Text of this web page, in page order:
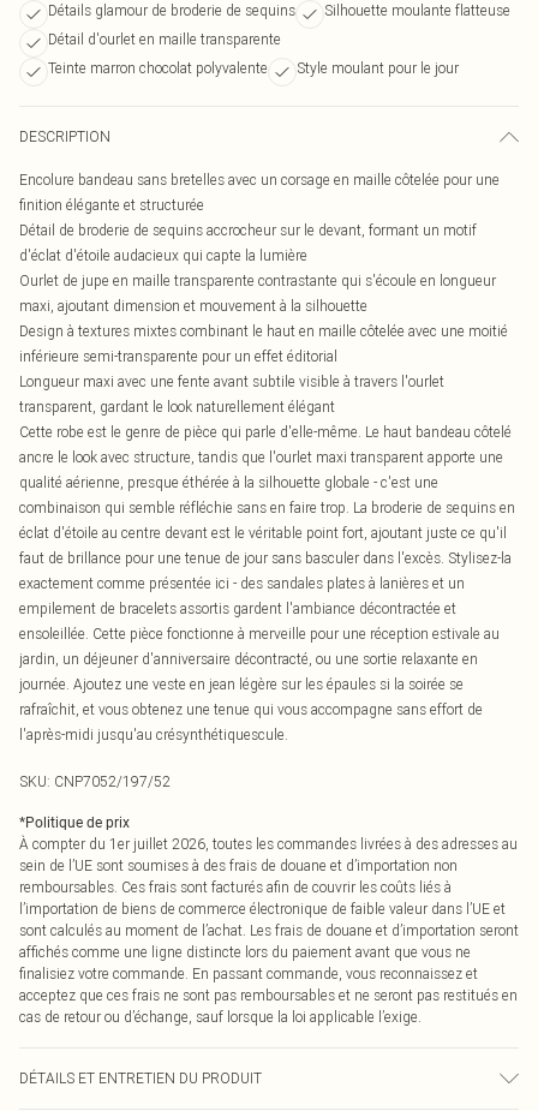
Détails glamour de broderie de sequins
Silhouette moulante flatteuse
Détail d'ourlet en maille transparente
Teinte marron chocolat polyvalente
Style moulant pour le jour
DESCRIPTION
Encolure bandeau sans bretelles avec un corsage en maille côtelée pour une
finition élégante et structurée
Détail de broderie de sequins accrocheur sur le devant, formant un motif
d'éclat d'étoile audacieux qui capte la lumière
Ourlet de jupe en maille transparente contrastante qui s'écoule en longueur
maxi, ajoutant dimension et mouvement à la silhouette
Design à textures mixtes combinant le haut en maille côtelée avec une moitié
inférieure semi-transparente pour un effet éditorial
Longueur maxi avec une fente avant subtile visible à travers l'ourlet
transparent, gardant le look naturellement élégant
Cette robe est le genre de pièce qui parle d'elle-même. Le haut bandeau côtelé
ancre le look avec structure, tandis que l'ourlet maxi transparent apporte une
qualité aérienne, presque éthérée à la silhouette globale - c'est une
combinaison qui semble réfléchie sans en faire trop. La broderie de sequins en
éclat d'étoile au centre devant est le véritable point fort, ajoutant juste ce qu'il
faut de brillance pour une tenue de jour sans basculer dans l'excès. Stylisez-la
exactement comme présentée ici - des sandales plates à lanières et un
empilement de bracelets assortis gardent l'ambiance décontractée et
ensoleillée. Cette pièce fonctionne à merveille pour une réception estivale au
jardin, un déjeuner d'anniversaire décontracté, ou une sortie relaxante en
journée. Ajoutez une veste en jean légère sur les épaules si la soirée se
rafraîchit, et vous obtenez une tenue qui vous accompagne sans effort de
l'après-midi jusqu'au crésynthétiquescule.
SKU: CNP7052/197/52
*Politique de prix
À compter du 1er juillet 2026, toutes les commandes livrées à des adresses au
sein de l’UE sont soumises à des frais de douane et d’importation non
remboursables. Ces frais sont facturés afin de couvrir les coûts liés à
l’importation de biens de commerce électronique de faible valeur dans l’UE et
sont calculés au moment de l’achat. Les frais de douane et d’importation seront
affichés comme une ligne distincte lors du paiement avant que vous ne
finalisiez votre commande. En passant commande, vous reconnaissez et
acceptez que ces frais ne sont pas remboursables et ne seront pas restitués en
cas de retour ou d’échange, sauf lorsque la loi applicable l’exige.
DÉTAILS ET ENTRETIEN DU PRODUIT